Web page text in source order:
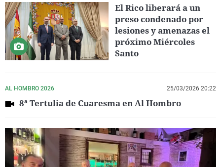
El Rico liberará a un
preso condenado por
lesiones y amenazas el
próximo Miércoles
Santo
AL HOMBRO 2026 25/03/2026 20:22
8ª Tertulia de Cuaresma en Al Hombro